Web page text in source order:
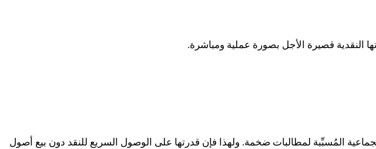
النقدية قصيرة الأجل بصورة عملية ومباشرة.
المُسبِّبة لمطالبات ضخمة. ولهذا فإن قدرتها على الوصول السريع للنقد دون بيع أصول